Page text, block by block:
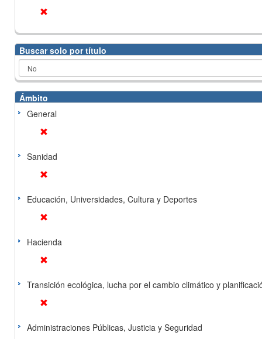
Buscar solo por título
Ámbito
General
Sanidad
Educación, Universidades, Cultura y Deportes
Hacienda
Transición ecológica, lucha por el cambio climático y
Administraciones Públicas, Justicia y Seguridad